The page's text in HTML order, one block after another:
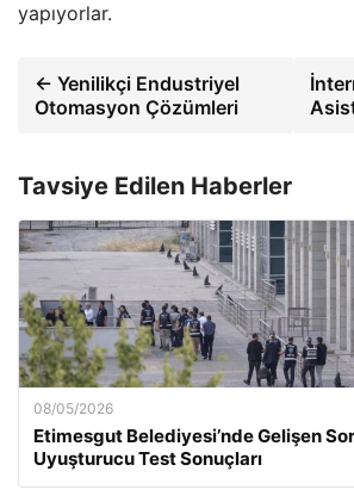
yapıyorlar.
← Yenilikçi Endustriyel
Otomasyon Çözümleri
Tavsiye Edilen Haberler
08/05/2026
Etimesgut Belediyesi’nde Gelişen
Uyuşturucu Test Sonuçları